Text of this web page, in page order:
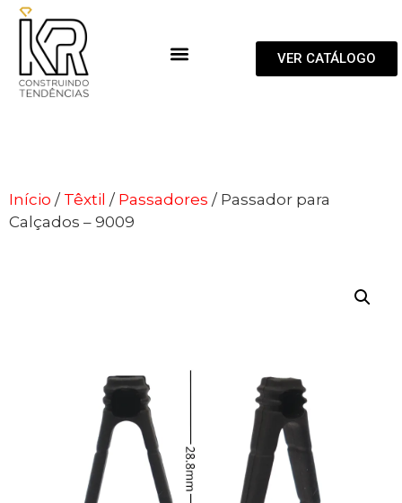
VER CATÁLOGO
Início / Têxtil / Passadores / Passador para
Calçados – 9009